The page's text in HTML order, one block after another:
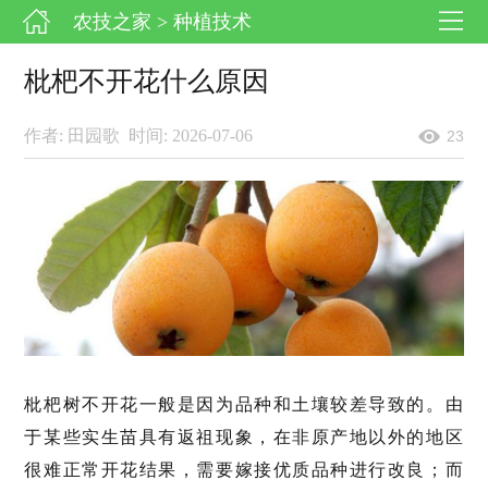
农技之家 > 种植技术
枇杷不开花什么原因
作者: 田园歌 时间: 2026-07-06 23
枇杷树不开花一般是因为品种和土壤较差导致的。由
于某些实生苗具有返祖现象，在非原产地以外的地区
很难正常开花结果，需要嫁接优质品种进行改良；而